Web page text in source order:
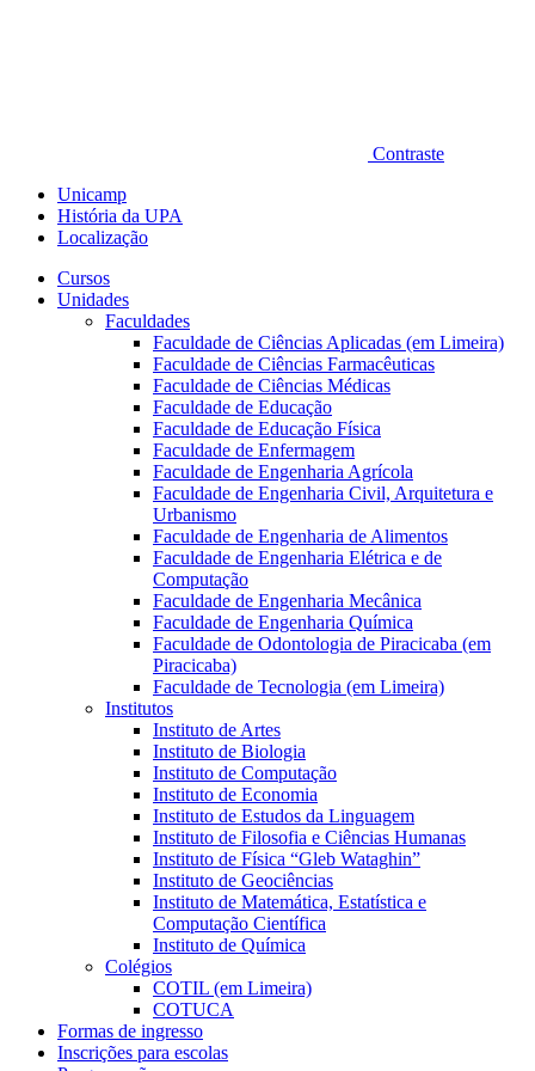
Contraste
Unicamp
História da UPA
Localização
Cursos
Unidades
Faculdades
Faculdade de Ciências Aplicadas (em Limeira)
Faculdade de Ciências Farmacêuticas
Faculdade de Ciências Médicas
Faculdade de Educação
Faculdade de Educação Física
Faculdade de Enfermagem
Faculdade de Engenharia Agrícola
Faculdade de Engenharia Civil, Arquitetura e
Urbanismo
Faculdade de Engenharia de Alimentos
Faculdade de Engenharia Elétrica e de
Computação
Faculdade de Engenharia Mecânica
Faculdade de Engenharia Química
Faculdade de Odontologia de Piracicaba (em
Piracicaba)
Faculdade de Tecnologia (em Limeira)
Institutos
Instituto de Artes
Instituto de Biologia
Instituto de Computação
Instituto de Economia
Instituto de Estudos da Linguagem
Instituto de Filosofia e Ciências Humanas
Instituto de Física “Gleb Wataghin”
Instituto de Geociências
Instituto de Matemática, Estatística e
Computação Científica
Instituto de Química
Colégios
COTIL (em Limeira)
COTUCA
Formas de ingresso
Inscrições para escolas